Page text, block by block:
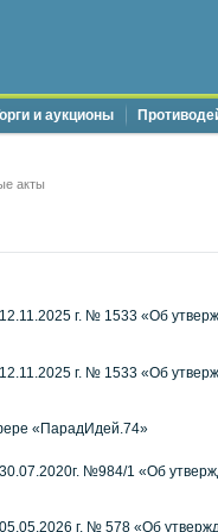
и аукционы
акты
г. № 1533 «Об
г. № 1533 «Об
«ПарадИдей.74»
№984/1 «Об
г. № 578 «Об